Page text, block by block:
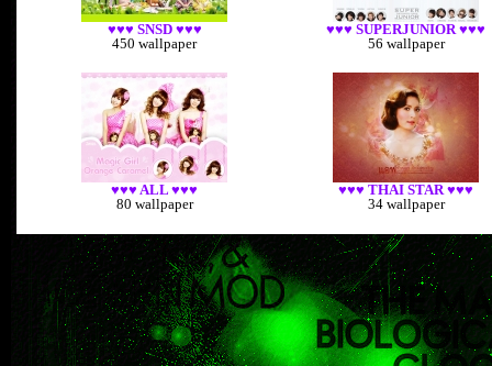
♥♥♥ SNSD ♥♥♥
450 wallpaper
♥♥♥ SUPERJUNIOR ♥♥♥
56 wallpaper
♥♥♥ ALL ♥♥♥
80 wallpaper
♥♥♥ THAI STAR ♥♥♥
34 wallpaper